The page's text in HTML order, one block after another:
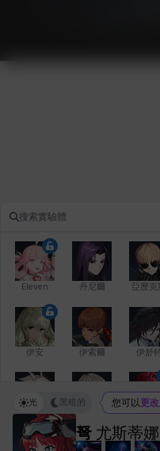
Eleven 丹尼爾 亞歷克
伊安 伊索爾 伊舒特
傑琪 克雷
弩 尤斯蒂娜
光 黑暗的 您可以更